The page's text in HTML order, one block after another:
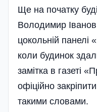
Ще на початку
Володимир
цокольній панелі
коли будинок
замітка в газеті
офіційно
такими словами.